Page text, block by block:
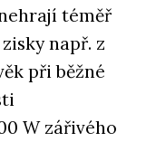
téměř
např. z
při běžné
W zářivého